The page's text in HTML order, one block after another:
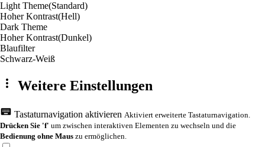
Light Theme(Standard)
Hoher Kontrast(Hell)
Dark Theme
Hoher Kontrast(Dunkel)
Blaufilter
Schwarz-Weiß
Weitere Einstellungen
Tastaturnavigation aktivieren Aktiviert erweiterte Tastaturnavigation.
Drücken Sie 'f' um zwischen interaktiven Elementen zu wechseln und die
Bedienung ohne Maus zu ermöglichen.